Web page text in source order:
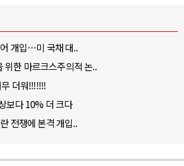
개입…미 국채 대..
위한 마르크스주의적 논..
더워!!!!!!!
보다 10% 더 크다
전쟁에 본격 개입..